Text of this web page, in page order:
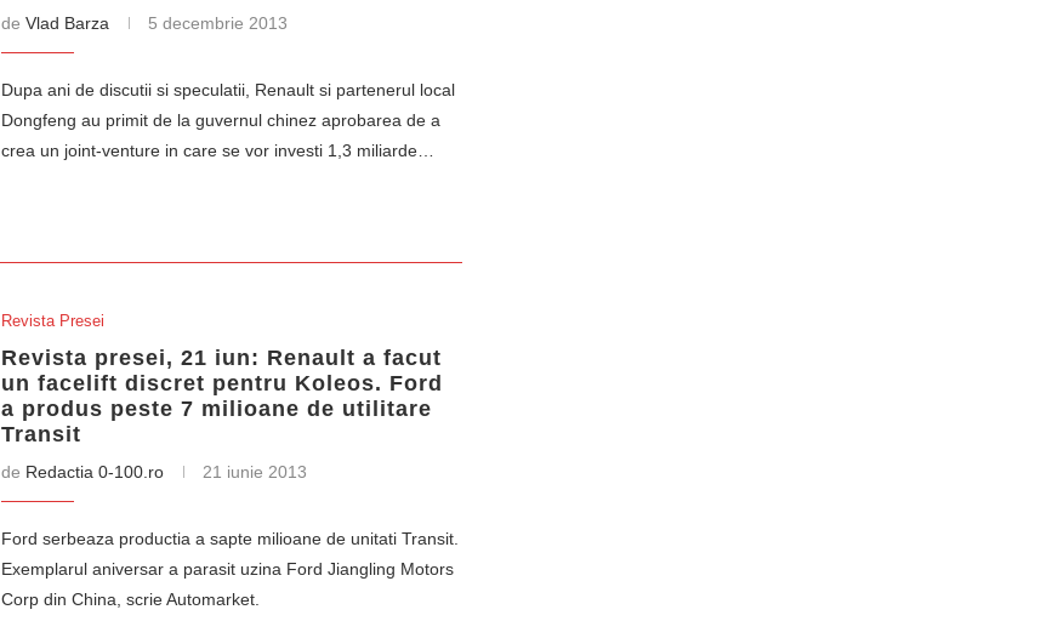
de Vlad Barza 5 decembrie 2013
Dupa ani de discutii si speculatii, Renault si partenerul local
Dongfeng au primit de la guvernul chinez aprobarea de a
crea un joint-venture in care se vor investi 1,3 miliarde…
Revista Presei
Revista presei, 21 iun: Renault a facut
un facelift discret pentru Koleos. Ford
a produs peste 7 milioane de utilitare
Transit
de Redactia 0-100.ro 21 iunie 2013
Ford serbeaza productia a sapte milioane de unitati Transit.
Exemplarul aniversar a parasit uzina Ford Jiangling Motors
Corp din China, scrie Automarket.